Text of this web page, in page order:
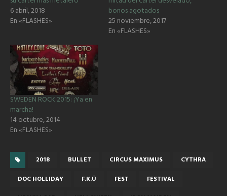
6 abril, 2018
En «FLASHES»
bonos agotados
25 noviembre, 2017
En «FLASHES»
SWEDEN ROCK 2015: ¡Ya en
marcha!
14 octubre, 2014
En «FLASHES»
2018 BULLET CIRCUS MAXIMUS
CYTHRA
DOC HOLLIDAY
F.K.Ü FEST
FESTIVAL